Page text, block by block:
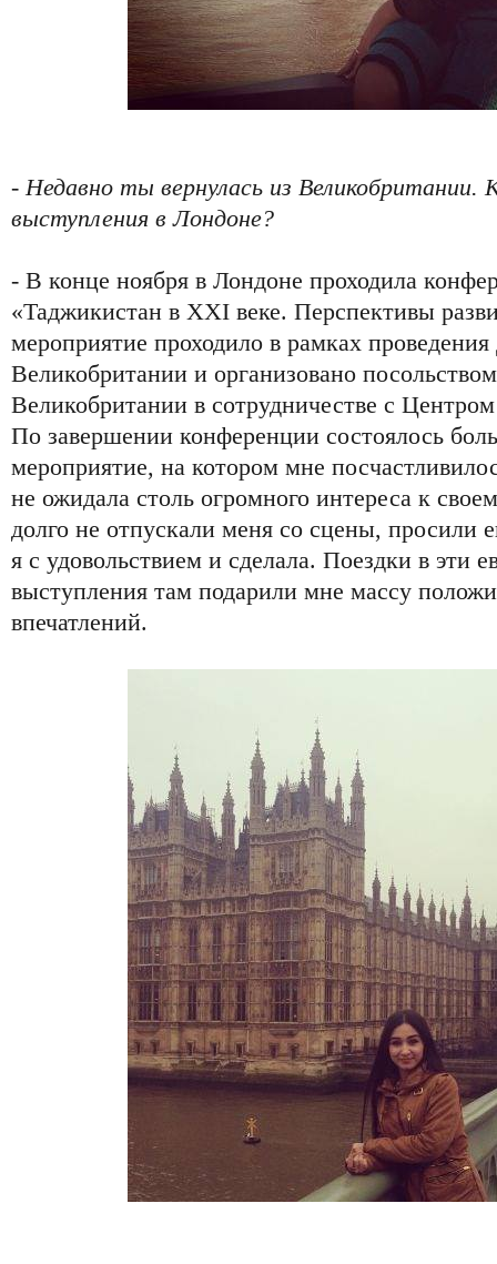
- Недавно ты вернулась из Великобритании.
выступления в Лондоне?
- В конце ноября в Лондоне проходила
«Таджикистан в XXI веке. Перспективы
мероприятие проходило в рамках
Великобритании и организовано
Великобритании в сотрудничестве с
По завершении конференции состоялось
мероприятие, на котором мне
не ожидала столь огромного интереса к
долго не отпускали меня со сцены, просили
я с удовольствием и сделала. Поездки в эти
выступления там подарили мне массу
впечатлений.